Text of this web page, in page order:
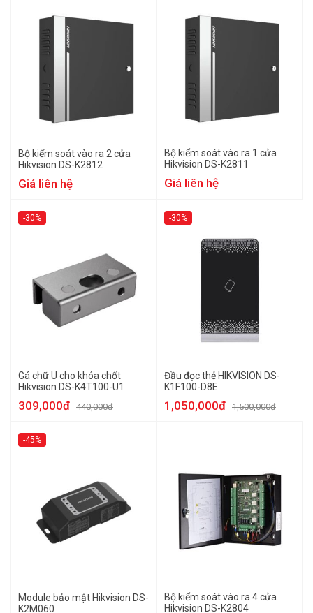
Bộ kiểm soát vào ra 2 cửa
Hikvision DS-K2812
Giá liên hệ
Bộ kiểm soát vào ra 1 cửa
Hikvision DS-K2811
Giá liên hệ
-30%
Gá chữ U cho khóa chốt
Hikvision DS-K4T100-U1
309,000đ 440,000đ
-30%
Đầu đọc thẻ HIKVISION DS-
K1F100-D8E
1,050,000đ 1,500,000đ
-45%
Module bảo mật Hikvision DS-
K2M060
Bộ kiểm soát vào ra 4 cửa
Hikvision DS-K2804